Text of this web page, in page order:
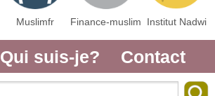
Muslimfr Finance-muslim Institut Nadwi
Qui suis-je? Contact